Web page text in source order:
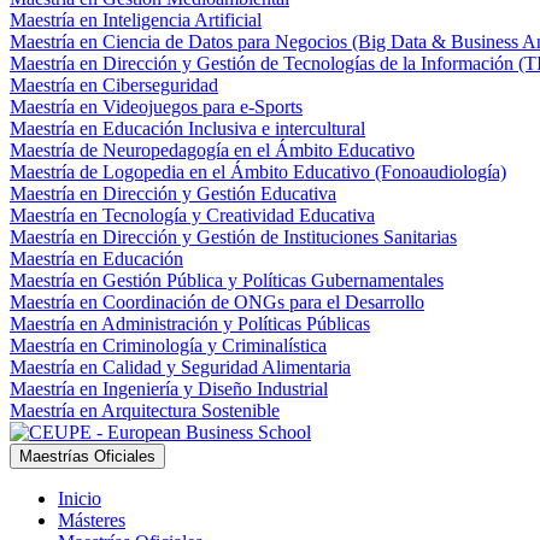
Maestría en Inteligencia Artificial
Maestría en Ciencia de Datos para Negocios (Big Data & Business
Maestría en Dirección y Gestión de Tecnologías de la Información
Maestría en Ciberseguridad
Maestría en Videojuegos para e-Sports
Maestría en Educación Inclusiva e intercultural
Maestría de Neuropedagogía en el Ámbito Educativo
Maestría de Logopedia en el Ámbito Educativo (Fonoaudiología)
Maestría en Dirección y Gestión Educativa
Maestría en Tecnología y Creatividad Educativa
Maestría en Dirección y Gestión de Instituciones Sanitarias
Maestría en Educación
Maestría en Gestión Pública y Políticas Gubernamentales
Maestría en Coordinación de ONGs para el Desarrollo
Maestría en Administración y Políticas Públicas
Maestría en Criminología y Criminalística
Maestría en Calidad y Seguridad Alimentaria
Maestría en Ingeniería y Diseño Industrial
Maestría en Arquitectura Sostenible
Maestrías Oficiales
Inicio
Másteres